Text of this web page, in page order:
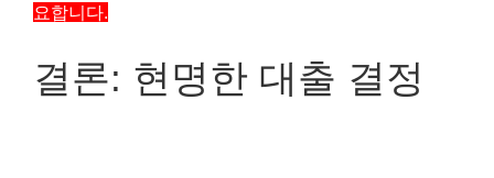
요합니다.
결론: 현명한 대출 결정